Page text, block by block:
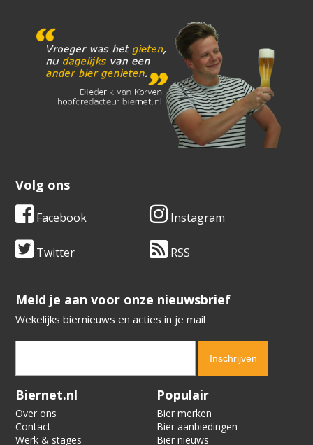
Volg ons
Facebook Instagram
Twitter RSS
​​​​​​​Meld je aan voor onze nieuwsbrief
Wekelijks biernieuws en acties in je mail
Verification code:
Biernet.nl
Over ons
Contact
Werk & stages
Populair
Bier merken
Bier aanbiedingen
Bier nieuws